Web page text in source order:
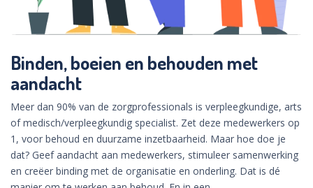
Binden, boeien en behouden met
aandacht
Meer dan 90% van de zorgprofessionals is verpleegkundige, arts
of medisch/verpleegkundig specialist. Zet deze medewerkers op
1, voor behoud en duurzame inzetbaarheid. Maar hoe doe je
dat? Geef aandacht aan medewerkers, stimuleer samenwerking
en creëer binding met de organisatie en onderling. Dat is dé